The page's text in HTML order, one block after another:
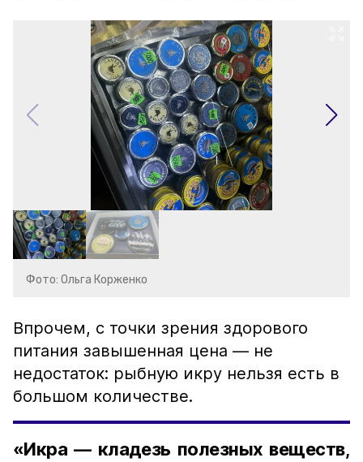
Фото: Ольга Корженко
Впрочем, с точки зрения здорового
питания завышенная цена — не
недостаток: рыбную икру нельзя есть в
большом количестве.
«Икра — кладезь полезных веществ,